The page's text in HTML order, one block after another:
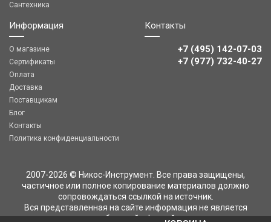
Сантехника
Информация
О магазине
Сертификаты
Оплата
Доставка
Поставщикам
Блог
Контакты
Политика конфиденциальности
Контакты
+7 (495) 142-07-03
‎‎+7 (977) 732-40-27
2007-2026 © Никос-Инструмент. Все права защищены,
частичное или полное копирование материалов должно
сопровождаться ссылкой на источник.
Вся представленная на сайте информация не является
публичной офертой